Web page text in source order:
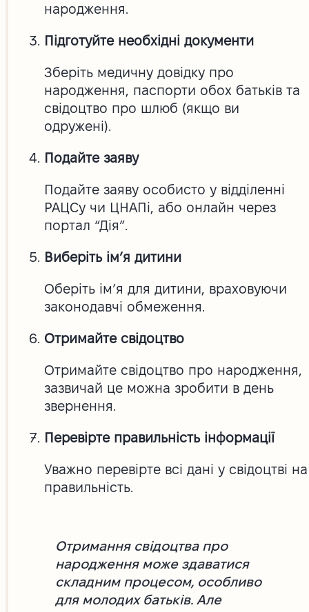
народження.
Підготуйте необхідні документи
Зберіть медичну довідку про
народження, паспорти обох батьків та
свідоцтво про шлюб (якщо ви
одружені).
Подайте заяву
Подайте заяву особисто у відділенні
РАЦСу чи ЦНАПі, або онлайн через
портал “Дія”.
Виберіть ім’я дитини
Оберіть ім’я для дитини, враховуючи
законодавчі обмеження.
Отримайте свідоцтво
Отримайте свідоцтво про народження,
зазвичай це можна зробити в день
звернення.
Перевірте правильність інформації
Уважно перевірте всі дані у свідоцтві на
правильність.
Отримання свідоцтва про
народження може здаватися
складним процесом, особливо
для молодих батьків. Але